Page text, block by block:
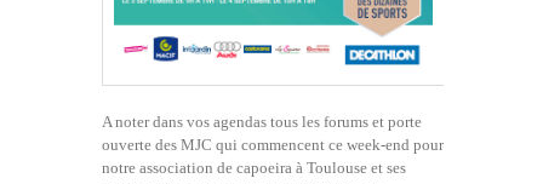
A noter dans vos agendas tous les forums et porte
ouverte des MJC qui commencent ce week-end pour
notre association de capoeira à Toulouse et ses